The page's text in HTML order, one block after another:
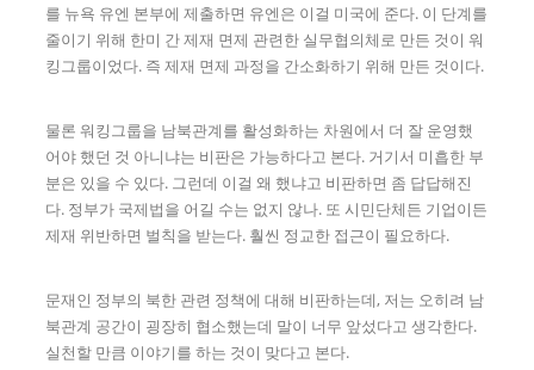
를 뉴욕 유엔 본부에 제출하면 유엔은 이걸 미국에 준다. 이 단계를
줄이기 위해 한미 간 제재 면제 관련한 실무협의체로 만든 것이 워
킹그룹이었다. 즉 제재 면제 과정을 간소화하기 위해 만든 것이다.
물론 워킹그룹을 남북관계를 활성화하는 차원에서 더 잘 운영했
어야 했던 것 아니냐는 비판은 가능하다고 본다. 거기서 미흡한 부
분은 있을 수 있다. 그런데 이걸 왜 했냐고 비판하면 좀 답답해진
다. 정부가 국제법을 어길 수는 없지 않나. 또 시민단체든 기업이든
제재 위반하면 벌칙을 받는다. 훨씬 정교한 접근이 필요하다.
문재인 정부의 북한 관련 정책에 대해 비판하는데, 저는 오히려 남
북관계 공간이 굉장히 협소했는데 말이 너무 앞섰다고 생각한다.
실천할 만큼 이야기를 하는 것이 맞다고 본다.